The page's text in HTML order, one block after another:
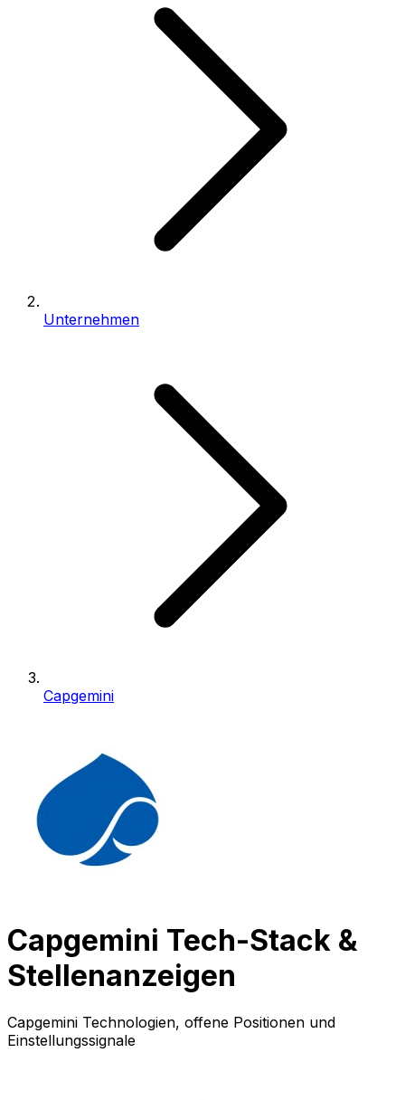
Unternehmen
Capgemini
Capgemini Tech-Stack &
Stellenanzeigen
Capgemini Technologien, offene Positionen und
Einstellungssignale